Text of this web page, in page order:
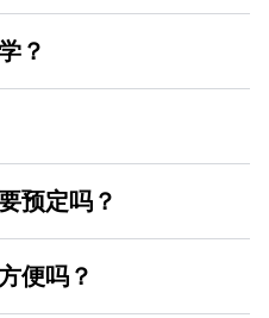
？
预定吗？
便吗？